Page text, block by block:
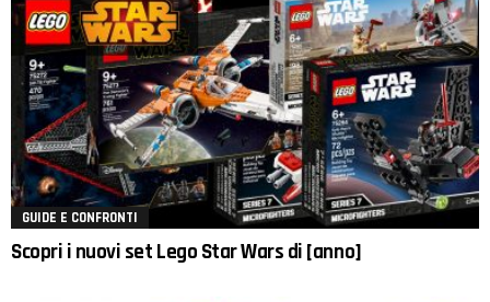
GUIDE E CONFRONTI
Scopri i nuovi set Lego Star Wars di [anno]